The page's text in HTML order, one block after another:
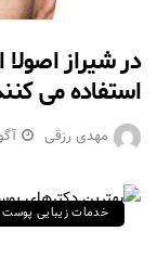
در شیراز
استفاده می
مهدی رزقی
خدمات زیبایی پوست